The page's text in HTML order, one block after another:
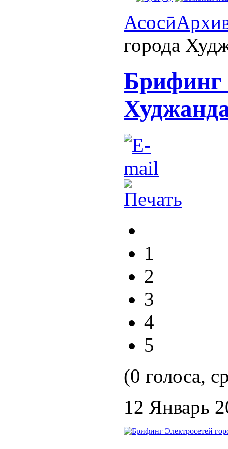
Асосӣ
города
Брифинг
1
2
3
4
5
(0 голоса,
12 Январь